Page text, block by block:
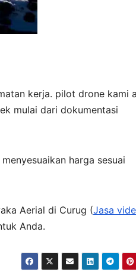
kerja. pilot drone kami
mulai dari dokumentasi
harga sesuai
Aerial di Curug (Jasa
Anda.